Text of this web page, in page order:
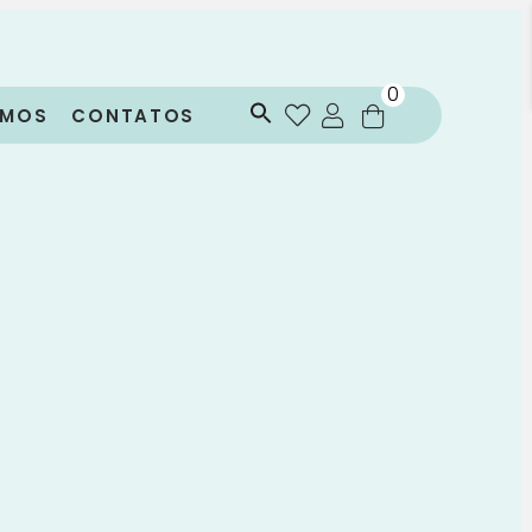
CONTATOS
0